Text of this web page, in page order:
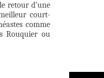
retour d’une
court-
comme
Rouquier ou